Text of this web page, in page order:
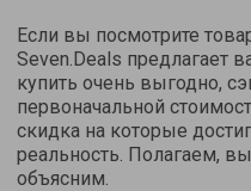
Если вы посмотрите
Seven.Deals предлагает
купить очень выгодно,
первоначальной
скидка на которые
реальность. Полагаем,
объясним.